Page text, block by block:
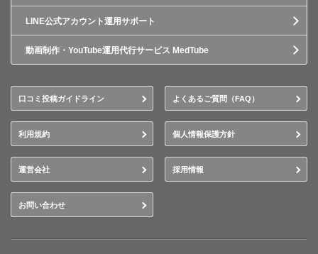
LINE公式アカウント運用サポート
動画制作・YouTube運用代行サービス MedTube
口コミ投稿ガイドライン よくあるご質問（FAQ）
利用規約 個人情報保護方針
運営会社 採用情報
お問い合わせ